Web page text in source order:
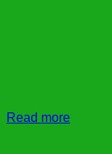
Read more